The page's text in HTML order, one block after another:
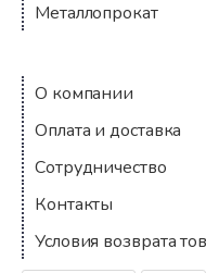
Металлопрокат
Компания
О компании
Оплата и доставка
Сотрудничество
Контакты
Условия возврата